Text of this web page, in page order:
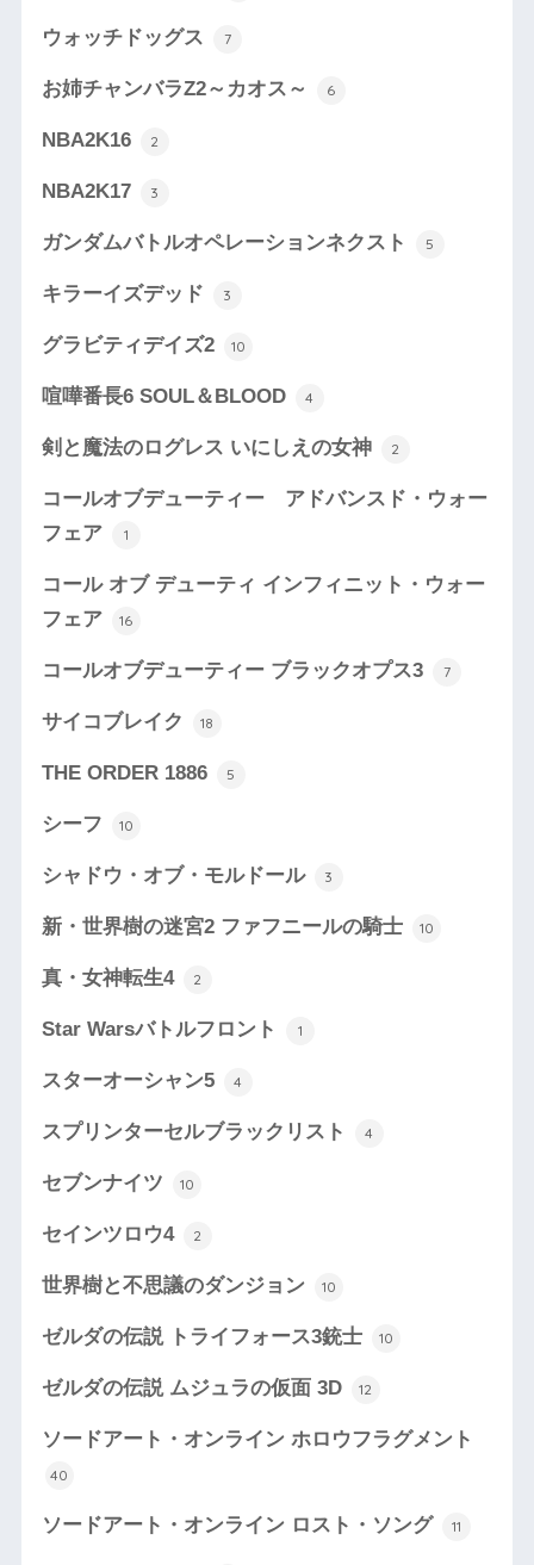
ウォッチドッグス 7
お姉チャンバラZ2～カオス～ 6
NBA2K16 2
NBA2K17 3
ガンダムバトルオペレーションネクスト 5
キラーイズデッド 3
グラビティデイズ2 10
喧嘩番長6 SOUL＆BLOOD 4
剣と魔法のログレス いにしえの女神 2
コールオブデューティー アドバンスド・ウォー
フェア
1
コール オブ デューティ インフィニット・ウォー
フェア
16
コールオブデューティー ブラックオプス3 7
サイコブレイク 18
THE ORDER 1886 5
シーフ 10
シャドウ・オブ・モルドール 3
新・世界樹の迷宮2 ファフニールの騎士 10
真・女神転生4 2
Star Warsバトルフロント 1
スターオーシャン5 4
スプリンターセルブラックリスト 4
セブンナイツ 10
セインツロウ4 2
世界樹と不思議のダンジョン 10
ゼルダの伝説 トライフォース3銃士 10
ゼルダの伝説 ムジュラの仮面 3D 12
ソードアート・オンライン ホロウフラグメント
40
ソードアート・オンライン ロスト・ソング 11